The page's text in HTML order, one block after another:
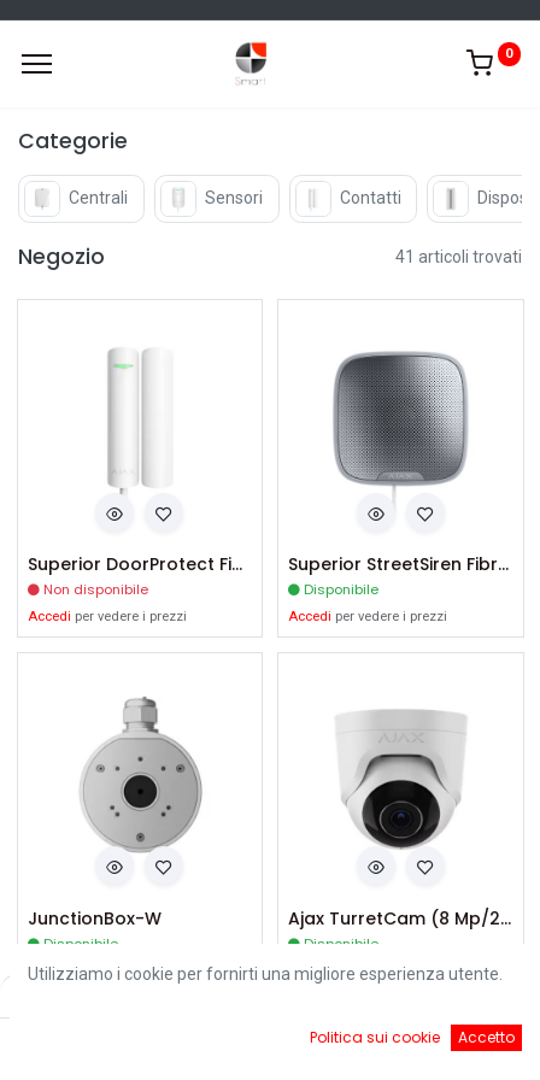
0
Categorie
Centrali Sensori Contatti
Negozio 41 articoli trovati
Superior DoorProtect Fibra-W
Non disponibile
Accedi per vedere i prezzi
Superior StreetSiren Fibra-W
Disponibile
Accedi per vedere i prezzi
JunctionBox-W
Disponibile
Accediper vedere i prezzi
Ajax TurretCam (8 Mp/2.8 mm)-W
Disponibile
Accediper vedere i prezzi
Utilizziamo i cookie per fornirti una migliore esperienza utente.
Politica sui cookie Accetto